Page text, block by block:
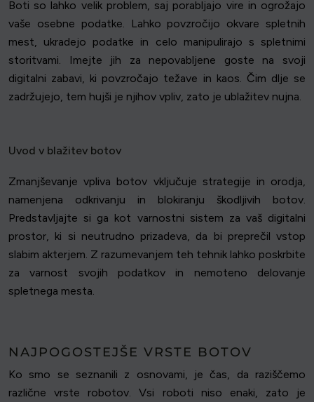
Boti so lahko velik problem, saj porabljajo vire in ogrožajo
vaše osebne podatke. Lahko povzročijo okvare spletnih
mest, ukradejo podatke in celo manipulirajo s spletnimi
storitvami. Imejte jih za nepovabljene goste na svoji
digitalni zabavi, ki povzročajo težave in kaos. Čim dlje se
zadržujejo, tem hujši je njihov vpliv, zato je ublažitev nujna.
Uvod v blažitev botov
Zmanjševanje vpliva botov vključuje strategije in orodja,
namenjena odkrivanju in blokiranju škodljivih botov.
Predstavljajte si ga kot varnostni sistem za vaš digitalni
prostor, ki si neutrudno prizadeva, da bi preprečil vstop
slabim akterjem. Z razumevanjem teh tehnik lahko poskrbite
za varnost svojih podatkov in nemoteno delovanje
spletnega mesta.
NAJPOGOSTEJŠE VRSTE BOTOV
Ko smo se seznanili z osnovami, je čas, da raziščemo
različne vrste robotov. Vsi roboti niso enaki, zato je